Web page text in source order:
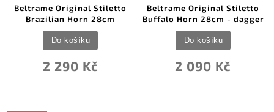
Beltrame Original Stiletto
Brazilian Horn 28cm
2 290 Kč
Do košíku
Beltrame Original Stiletto
Buffalo Horn 28cm - dagger
2 090 Kč
Do košíku